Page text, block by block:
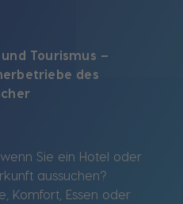
Tourismus –
des
Sie ein Hotel oder
aussuchen?
Komfort, Essen oder